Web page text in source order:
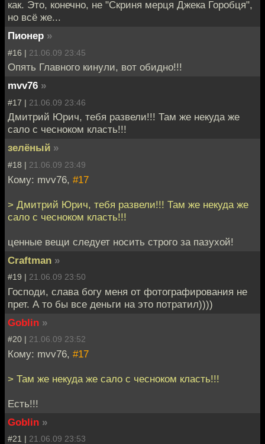
как. Это, конечно, не "Скриня мерця Джека Горобця",
но всё же...
Пионер »
#16 | 21.06.09 23:45
Опять Главного кинули, вот обидно!!!
mvv76 »
#17 | 21.06.09 23:46
Дмитрий Юрич, тебя развели!!! Там же некуда же
сало с чесноком класть!!!
зелёный »
#18 | 21.06.09 23:49
Кому: mvv76, #17
> Дмитрий Юрич, тебя развели!!! Там же некуда же
сало с чесноком класть!!!
ценные вещи следует носить строго за пазухой!
Craftman »
#19 | 21.06.09 23:50
Господи, слава богу меня от фотографирования не
прет. А то бы все деньги на это потратил))))
Goblin »
#20 | 21.06.09 23:52
Кому: mvv76, #17
> Там же некуда же сало с чесноком класть!!!
Есть!!!
Goblin »
#21 | 21.06.09 23:53